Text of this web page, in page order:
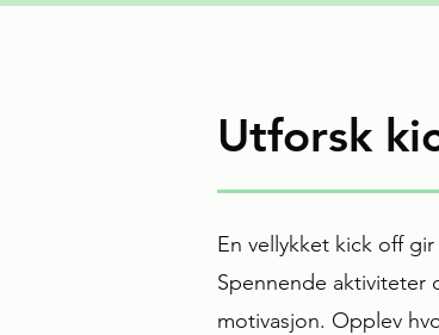
Utforsk
En vellykket kick off
Spennende aktiviteter
motivasjon. Opplev